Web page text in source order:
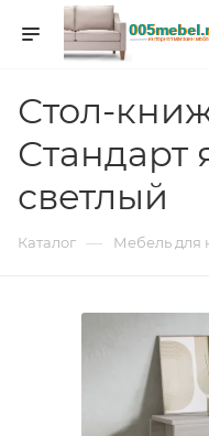
Стол-
Стандарт
светлый
Каталог — Мебель для